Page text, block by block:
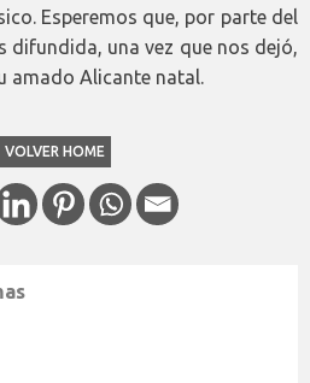
Esperemos que, por parte del
difundida, una vez que nos dejó,
amado Alicante natal.
VOLVER HOME